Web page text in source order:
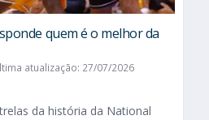
quem é o melhor da
atualização: 27/07/2026
da história da National